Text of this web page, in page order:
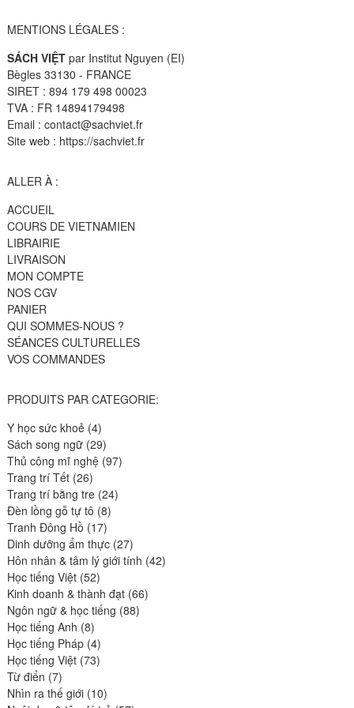
MENTIONS LÉGALES :
SÁCH VIỆTpar Institut Nguyen (EI)
Bègles 33130 - FRANCE
SIRET : 894 179 498 00023
TVA : FR 14894179498
Email : contact@sachviet.fr
Site web : https://sachviet.fr
ALLER À :
ACCUEIL
COURS DE VIETNAMIEN
LIBRAIRIE
LIVRAISON
MON COMPTE
NOS CGV
PANIER
QUI SOMMES-NOUS ?
SÉANCES CULTURELLES
VOS COMMANDES
PRODUITS PAR CATEGORIE:
Y học sức khoẻ 44
produits
Sách song ngữ 2929
produits
Thủ công mĩ nghệ 9797
Trang trí Tết 2626
produits
Trang trí bằng tre 2424
Đèn lồng gỗ tự tô 88
produits
Tranh Đông Hồ 1717
produits
Dinh dưỡng ẩm thực 2727
produits
Hôn nhân & tâm lý giới tính 4242
Học tiếng Việt 5252
produits
Kinh doanh & thành đạt 6666
Ngôn ngữ & học tiếng 8888
Học tiếng Anh 88
produits
Học tiếng Pháp 44
produits
Học tiếng Việt 7373
Từ điển 77
produits
Nhìn ra thế giới 1010